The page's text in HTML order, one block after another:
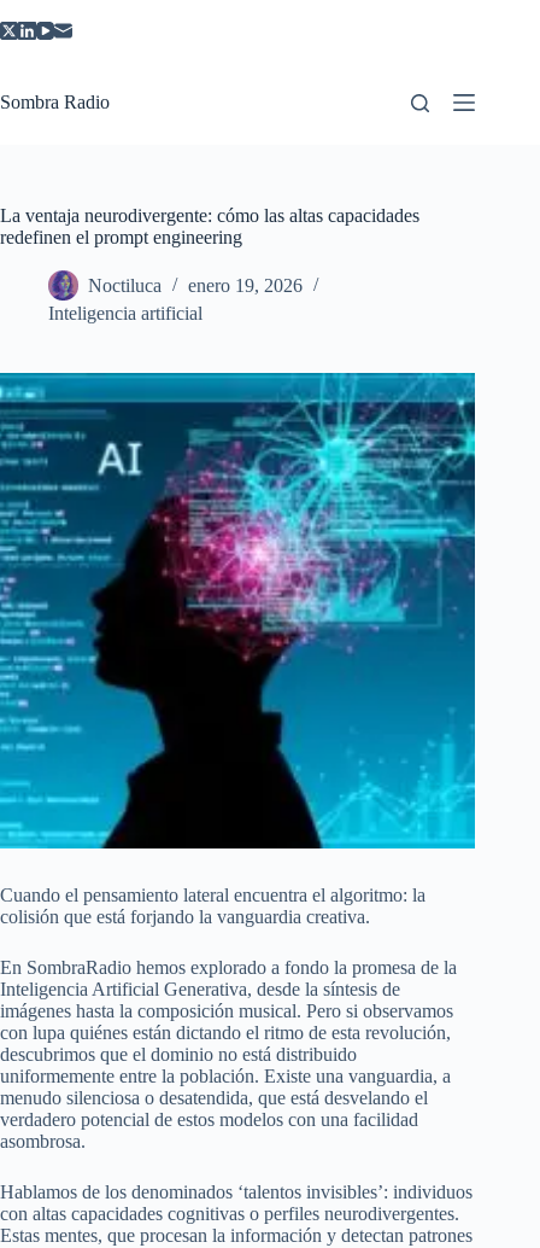
al
Sombra Radio
La ventaja neurodivergente: cómo las altas capacidades
redefinen el prompt engineering
Noctiluca
enero 19, 2026
Inteligencia artificial
Cuando el pensamiento lateral encuentra el algoritmo: la
colisión que está forjando la vanguardia creativa.
En SombraRadio hemos explorado a fondo la promesa de la
Inteligencia Artificial Generativa, desde la síntesis de
imágenes hasta la composición musical. Pero si observamos
con lupa quiénes están dictando el ritmo de esta revolución,
descubrimos que el dominio no está distribuido
uniformemente entre la población. Existe una vanguardia, a
menudo silenciosa o desatendida, que está desvelando el
verdadero potencial de estos modelos con una facilidad
asombrosa.
Hablamos de los denominados ‘talentos invisibles’: individuos
con altas capacidades cognitivas o perfiles neurodivergentes.
Estas mentes, que procesan la información y detectan patrones